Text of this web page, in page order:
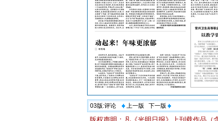
03版:评论 上一版 下一版
版权声明：凡《光明日报》上刊载作品（